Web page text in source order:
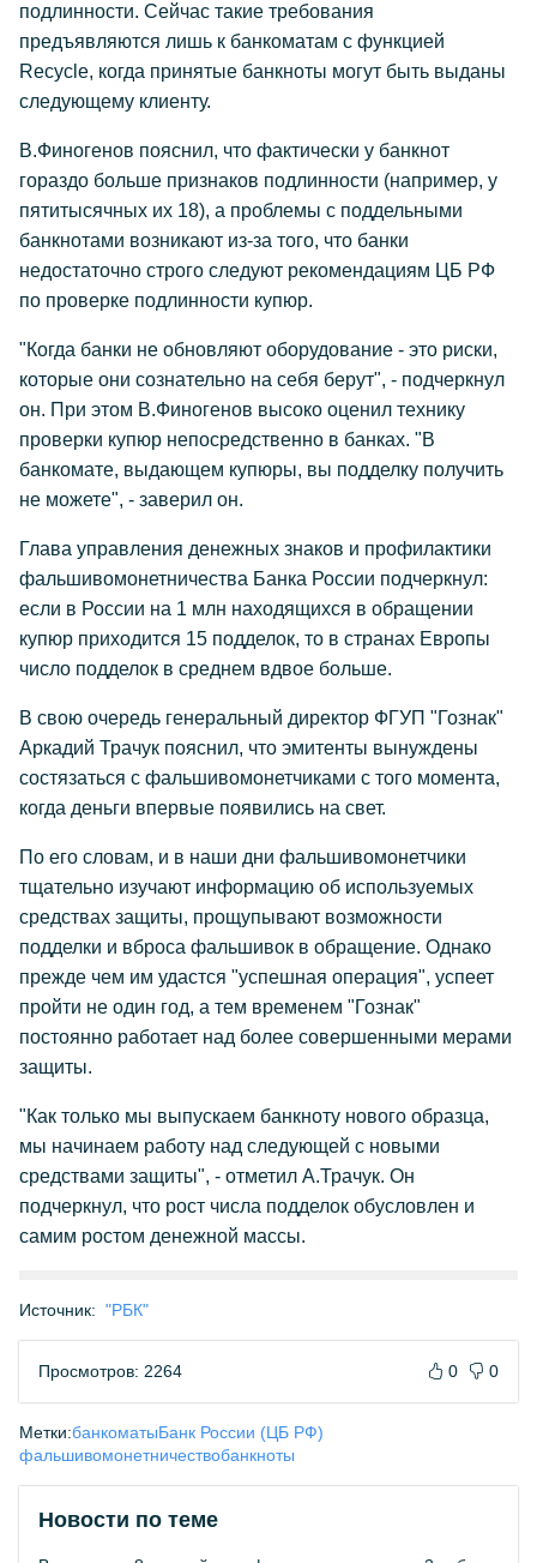
подлинности. Сейчас такие требования
предъявляются лишь к банкоматам с функцией
Recycle, когда принятые банкноты могут быть выданы
следующему клиенту.
В.Финогенов пояснил, что фактически у банкнот
гораздо больше признаков подлинности (например, у
пятитысячных их 18), а проблемы с поддельными
банкнотами возникают из-за того, что банки
недостаточно строго следуют рекомендациям ЦБ РФ
по проверке подлинности купюр.
"Когда банки не обновляют оборудование - это риски,
которые они сознательно на себя берут", - подчеркнул
он. При этом В.Финогенов высоко оценил технику
проверки купюр непосредственно в банках. "В
банкомате, выдающем купюры, вы подделку получить
не можете", - заверил он.
Глава управления денежных знаков и профилактики
фальшивомонетничества Банка России подчеркнул:
если в России на 1 млн находящихся в обращении
купюр приходится 15 подделок, то в странах Европы
число подделок в среднем вдвое больше.
В свою очередь генеральный директор ФГУП "Гознак"
Аркадий Трачук пояснил, что эмитенты вынуждены
состязаться с фальшивомонетчиками с того момента,
когда деньги впервые появились на свет.
По его словам, и в наши дни фальшивомонетчики
тщательно изучают информацию об используемых
средствах защиты, прощупывают возможности
подделки и вброса фальшивок в обращение. Однако
прежде чем им удастся "успешная операция", успеет
пройти не один год, а тем временем "Гознак"
постоянно работает над более совершенными мерами
защиты.
"Как только мы выпускаем банкноту нового образца,
мы начинаем работу над следующей с новыми
средствами защиты", - отметил А.Трачук. Он
подчеркнул, что рост числа подделок обусловлен и
самим ростом денежной массы.
Источник: "РБК"
Просмотров: 2264 0 0
Метки:банкоматыБанк России (ЦБ РФ)
фальшивомонетничествобанкноты
Новости по теме